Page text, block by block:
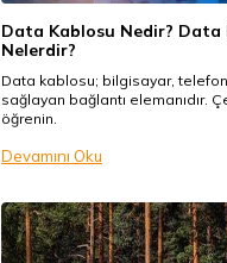
Data Kablosu Nedir? Data
Nelerdir?
Data kablosu; bilgisayar, telefon
sağlayan bağlantı elemanıdır.
öğrenin.
Devamını Oku